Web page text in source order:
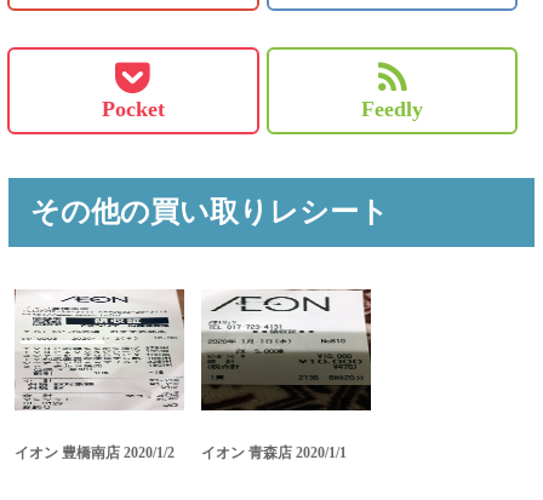
Pocket Feedly
その他の買い取りレシート
イオン 豊橋南店 2020/1/2 イオン 青森店 2020/1/1